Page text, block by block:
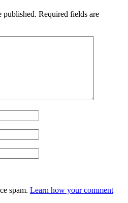
published. Required fields are
spam. Learn how your comment